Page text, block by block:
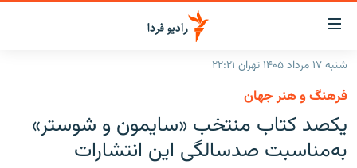
لینک‌های
قابلیت
دسترسی
بازگشت
بازگشت
منوی
اصلی
صفحه اصلی
ایران
جهان
شنبه ۱۷ مرداد ۱۴۰۵ تهران ۲۲:۲۱
فرهنگ و هنر جهان
یکصد کتاب منتخب «سایمون و شوستر»
به‌مناسبت صدسالگی این انتشارات